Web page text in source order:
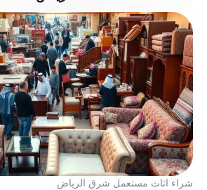
شراء اثاث مستعمل شرق الرياض